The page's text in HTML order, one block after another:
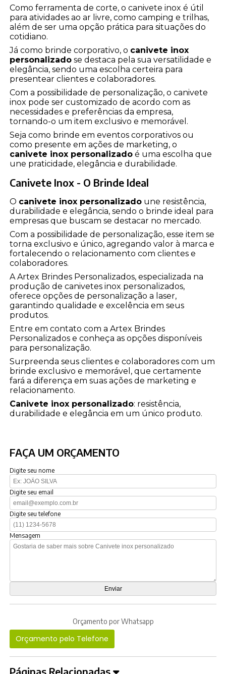
Como ferramenta de corte, o canivete inox é útil
para atividades ao ar livre, como camping e trilhas,
além de ser uma opção prática para situações do
cotidiano.
Já como brinde corporativo, o canivete inox
personalizado se destaca pela sua versatilidade e
elegância, sendo uma escolha certeira para
presentear clientes e colaboradores.
Com a possibilidade de personalização, o canivete
inox pode ser customizado de acordo com as
necessidades e preferências da empresa,
tornando-o um item exclusivo e memorável.
Seja como brinde em eventos corporativos ou
como presente em ações de marketing, o
canivete inox personalizado é uma escolha que
une praticidade, elegância e durabilidade.
Canivete Inox - O Brinde Ideal
O canivete inox personalizado une resistência,
durabilidade e elegância, sendo o brinde ideal para
empresas que buscam se destacar no mercado.
Com a possibilidade de personalização, esse item se
torna exclusivo e único, agregando valor à marca e
fortalecendo o relacionamento com clientes e
colaboradores.
A Artex Brindes Personalizados, especializada na
produção de canivetes inox personalizados,
oferece opções de personalização a laser,
garantindo qualidade e excelência em seus
produtos.
Entre em contato com a Artex Brindes
Personalizados e conheça as opções disponíveis
para personalização.
Surpreenda seus clientes e colaboradores com um
brinde exclusivo e memorável, que certamente
fará a diferença em suas ações de marketing e
relacionamento.
Canivete inox personalizado: resistência,
durabilidade e elegância em um único produto.
FAÇA UM ORÇAMENTO
Digite seu nome
Digite seu email
Digite seu telefone
Mensagem
Orçamento por Whatsapp
Orçamento pelo Telefone
Páginas Relacionadas